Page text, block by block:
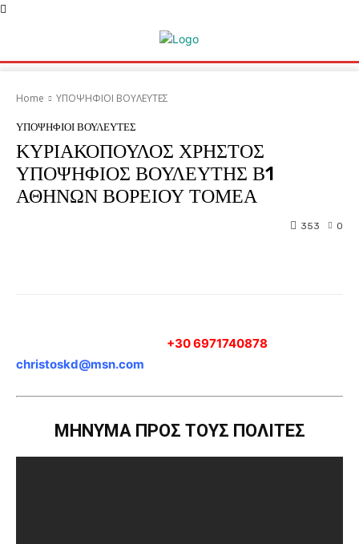
Home ΥΠΟΨΗΦΙΟΙ ΒΟΥΛΕΥΤΕΣ
ΥΠΟΨΗΦΙΟΙ ΒΟΥΛΕΥΤΕΣ
ΚΥΡΙΑΚΟΠΟΥΛΟΣ ΧΡΗΣΤΟΣ
ΥΠΟΨΗΦΙΟΣ ΒΟΥΛΕΥΤΗΣ Β1
ΑΘΗΝΩΝ ΒΟΡΕΙΟΥ ΤΟΜΕΑ
0
353
+30 6971740878
christoskd@msn.com
ΜΗΝΥΜΑ ΠΡΟΣ ΤΟΥΣ ΠΟΛΙΤΕΣ